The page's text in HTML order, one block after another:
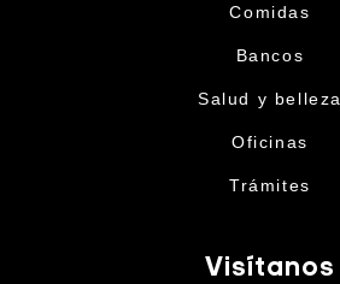
Comidas
Bancos
Salud y belleza
Oficinas
Trámites
Visítanos